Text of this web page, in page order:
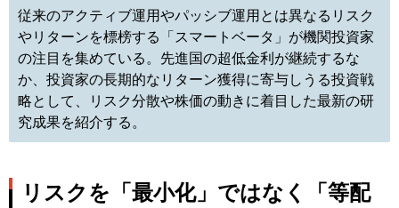
従来のアクティブ運用やパッシブ運用とは異なるリスク
やリターンを標榜する「スマートベータ」が機関投資家
の注目を集めている。先進国の超低金利が継続するな
か、投資家の長期的なリターン獲得に寄与しうる投資戦
略として、リスク分散や株価の動きに着目した最新の研
究成果を紹介する。
リスクを「最小化」ではなく「等配